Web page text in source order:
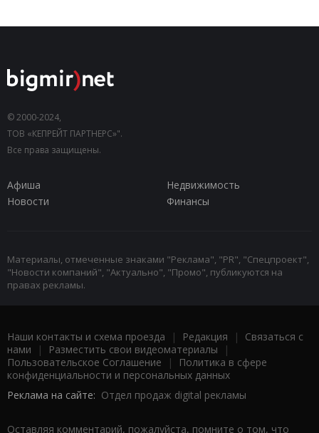
© 2000-2024,
ТОВ «КЕПРЕЙТ ПАРТНЕРС»".
Все права защищены.
Афиша
Недвижимость
Новости
Финансы
Материалы, отмеченные знаками "Реклама", "PR", "Спецпроект",
"Новости компаний", "Актуально", "Промо", публикуются на
правах рекламы.
Наши контакты и схема проезда | Редакция | Связаться с
нами | Разместить свои видеоматериалы |
Пользовательское Соглашение |
Политика в сфере
конфиденциальности и персональных данных
Реклама на сайте: Отдел продаж digital рекламы
Оставляя комментарий, пожалуйста, помните о том, что